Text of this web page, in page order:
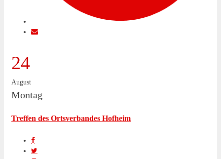
24
August
Montag
Treffen des Ortsverbandes Hofheim